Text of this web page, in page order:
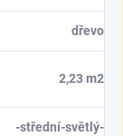
dřevo
2,23 m2
-střední-světlý-